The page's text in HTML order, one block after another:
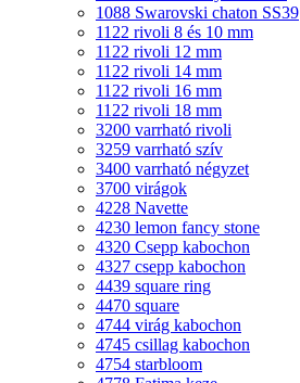
1088 Swarovski chaton SS39
1122 rivoli 8 és 10 mm
1122 rivoli 12 mm
1122 rivoli 14 mm
1122 rivoli 16 mm
1122 rivoli 18 mm
3200 varrható rivoli
3259 varrható szív
3400 varrható négyzet
3700 virágok
4228 Navette
4230 lemon fancy stone
4320 Csepp kabochon
4327 csepp kabochon
4439 square ring
4470 square
4744 virág kabochon
4745 csillag kabochon
4754 starbloom